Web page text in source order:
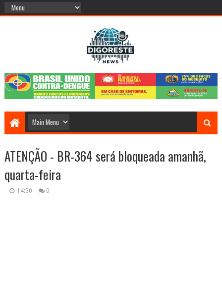
ATENÇÃO - BR-364 será bloqueada amanhã,
quarta-feira
14:50 0